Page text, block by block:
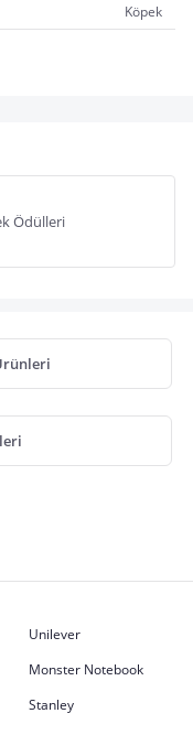
Köpek
Ödülleri
Unilever
Monster Notebook
Stanley